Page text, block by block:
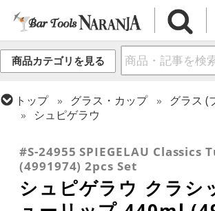
商品カテゴリを見る
トップ グラス・カップ
グラス (
シュピゲラウ
ビールグラス・ビアグラス
#S-24955 SPIEGELAU Classics
(4991974) 2pcs Set
シュピゲラウ クラシ